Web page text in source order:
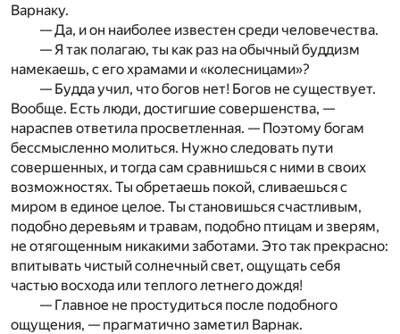
Варнаку.
— Да, и он наиболее известен среди человечества.
— Я так полагаю, ты как раз на обычный буддизм
намекаешь, с его храмами и «колесницами»?
— Будда учил, что богов нет! Богов не существует.
Вообще. Есть люди, достигшие совершенства, —
нараспев ответила просветленная. — Поэтому богам
бессмысленно молиться. Нужно следовать пути
совершенных, и тогда сам сравнишься с ними в своих
возможностях. Ты обретаешь покой, сливаешься с
миром в единое целое. Ты становишься счастливым,
подобно деревьям и травам, подобно птицам и зверям,
не отягощенным никакими заботами. Это так прекрасно:
впитывать чистый солнечный свет, ощущать себя
частью восхода или теплого летнего дождя!
— Главное не простудиться после подобного
ощущения, — прагматично заметил Варнак.